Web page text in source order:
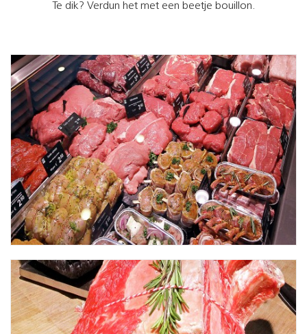
Te dik? Verdun het met een beetje bouillon.